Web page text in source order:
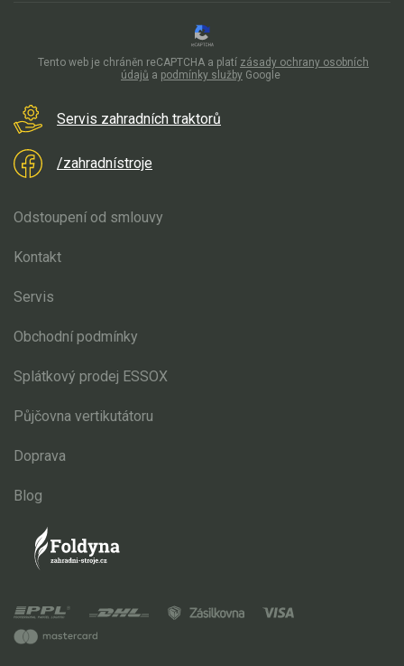
Náhradní díly pro motorové pily
Zahradní traktory
Náhradní díly pro křovinořezy
Servis zahradních traktorů
/zahradnístroje
Odstoupení od smlouvy
Kontakt
Servis
Obchodní podmínky
Splátkový prodej ESSOX
Půjčovna vertikutátoru
Doprava
Blog
Tento web je chráněn reCAPTCHA a platí zásady ochrany osobních
údajů a podmínky služby Google